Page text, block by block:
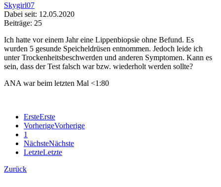
Skygirl07
Dabei seit: 12.05.2020
Beiträge: 25
Ich hatte vor einem Jahr eine Lippenbiopsie ohne Befund. Es
wurden 5 gesunde Speicheldrüsen entnommen. Jedoch leide ich
unter Trockenheitsbeschwerden und anderen Symptomen. Kann es
sein, dass der Test falsch war bzw. wiederholt werden sollte?
ANA war beim letzten Mal <1:80
ErsteErste
VorherigeVorherige
1
NächsteNächste
LetzteLetzte
Zurück